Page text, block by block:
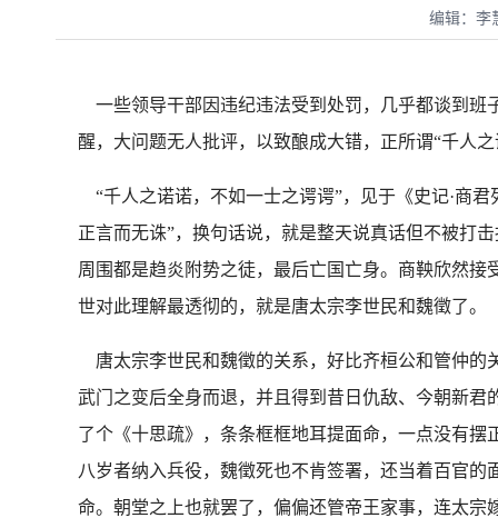
编辑：李
一些领导干部因违纪违法受到处罚，几乎都谈到班
醒，大问题无人批评，以致酿成大错，正所谓“千人
“千人之诺诺，不如一士之谔谔”，见于《史记·商
正言而无诛”，换句话说，就是整天说真话但不被打
周围都是趋炎附势之徒，最后亡国亡身。商鞅欣然
世对此理解最透彻的，就是唐太宗李世民和魏徵了。
唐太宗李世民和魏徵的关系，好比齐桓公和管仲的
武门之变后全身而退，并且得到昔日仇敌、今朝新
了个《十思疏》，条条框框地耳提面命，一点没有
八岁者纳入兵役，魏徵死也不肯签署，还当着百官
命。朝堂之上也就罢了，偏偏还管帝王家事，连太